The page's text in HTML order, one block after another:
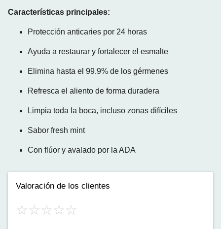
Características principales:
Protección anticaries por 24 horas
Ayuda a restaurar y fortalecer el esmalte
Elimina hasta el 99.9% de los gérmenes
Refresca el aliento de forma duradera
Limpia toda la boca, incluso zonas difíciles
Sabor fresh mint
Con flúor y avalado por la ADA
Valoración de los clientes